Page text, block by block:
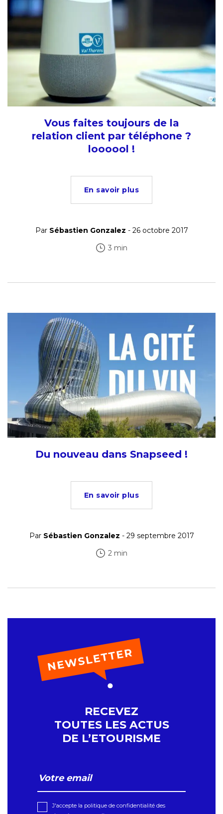
Vous faites toujours de la
relation client par téléphone ?
loooool !
En savoir plus
Par Sébastien Gonzalez - 26 octobre 2017
3 min
Du nouveau dans Snapseed !
En savoir plus
Par Sébastien Gonzalez - 29 septembre 2017
2 min
RECEVEZ
TOUTES LES ACTUS
DE L’ETOURISME
J'accepte la politique de confidentialité des